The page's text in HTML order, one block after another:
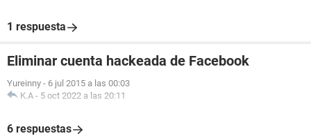
1 respuesta
Eliminar cuenta hackeada de Facebook
Yureinny - 6 jul 2015 a las 00:03
K.A - 5 oct 2022 a las 20:11
6 respuestas